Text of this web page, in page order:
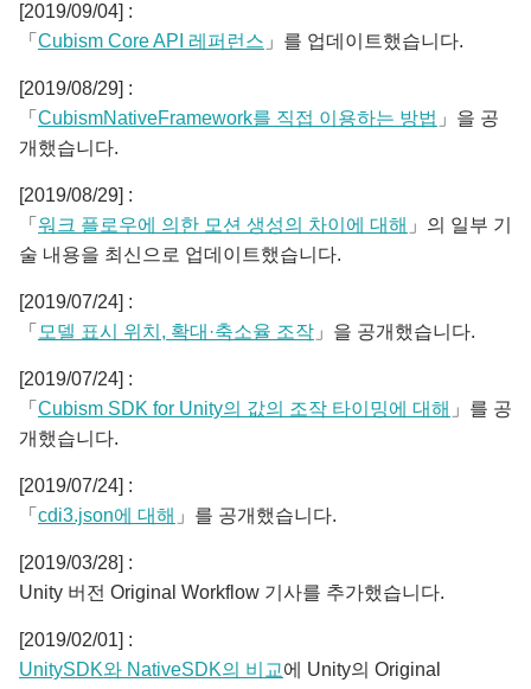
[2019/09/04] :
「 Cubism Core API 레퍼런스 」를 업데이트했습니다.
[2019/08/29] :
「 CubismNativeFramework를 직접 이용하는 방법 」을 공
개했습니다.
[2019/08/29] :
「 워크 플로우에 의한 모션 생성의 차이에 대해 」의 일부 기
술 내용을 최신으로 업데이트했습니다.
[2019/07/24] :
「 모델 표시 위치, 확대·축소율 조작 」을 공개했습니다.
[2019/07/24] :
「 Cubism SDK for Unity의 값의 조작 타이밍에 대해 」를 공
개했습니다.
[2019/07/24] :
「 cdi3.json에 대해 」를 공개했습니다.
[2019/03/28] :
Unity 버전 Original Workflow 기사를 추가했습니다.
[2019/02/01] :
UnitySDK와 NativeSDK의 비교에 Unity의 Original